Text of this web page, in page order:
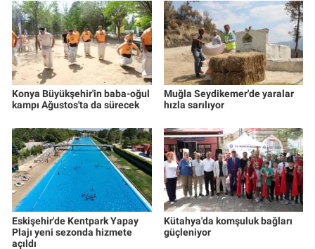
Konya Büyükşehir'in baba-oğul
kampı Ağustos'ta da sürecek
Muğla Seydikemer'de yaralar
hızla sarılıyor
Eskişehir'de Kentpark Yapay
Plajı yeni sezonda hizmete
açıldı
Kütahya'da komşuluk bağları
güçleniyor